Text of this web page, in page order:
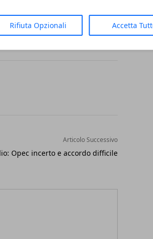
Rifiuta Opzionali Accetta
scenari.
Articolo Successivo
Opec incerto e accordo difficile